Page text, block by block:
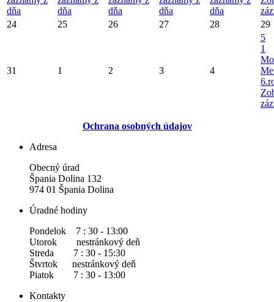
dňa
dňa
dňa
dňa
dňa
24
25 26 27 28 29
31 1 2 3 4
5
1
Ochrana osobných údajov
Adresa
Obecný úrad
Špania Dolina 132
974 01 Špania Dolina
Úradné hodiny
Pondelok 7 : 30 - 13:00
Utorok nestránkový deň
Streda 7 : 30 - 15:30
Štvrtok nestránkový deň
Piatok 7 : 30 - 13:00
Kontakty